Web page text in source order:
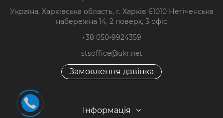
Україна, Харківська область, г. Харків 61010 Нетіченська
набережна 14, 2 поверх, 3 офіс
+38 050-9924359
stsoffice@ukr.net
Замовлення дзвінка
Інформація